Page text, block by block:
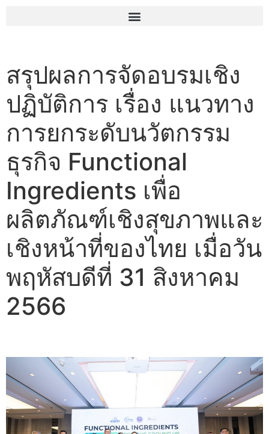
สรุปผลการจัดอบรมเชิง
ปฏิบัติการ เรื่อง แนวทาง
การยกระดับนวัตกรรม
ธุรกิจ Functional
Ingredients เพื่อ
ผลิตภัณฑ์เชิงสุขภาพและ
เชิงหน้าที่ของไทย เมื่อวัน
พฤหัสบดีที่ 31 สิงหาคม
2566